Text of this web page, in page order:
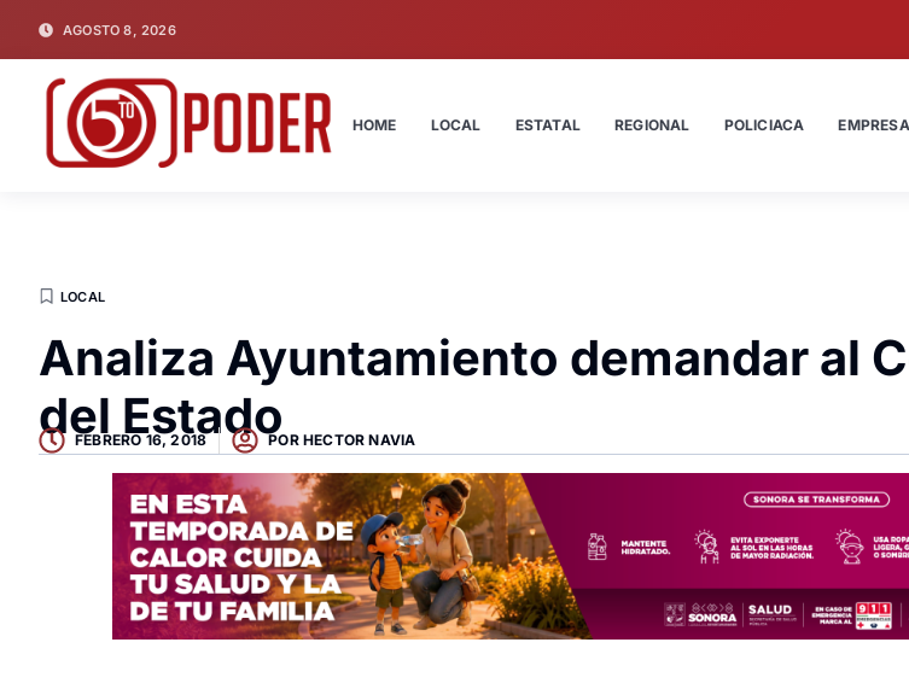
AGOSTO 8, 2026
HOME LOCAL ESTATAL REGIONAL POLICIACA
LOCAL
Analiza Ayuntamiento demandar al
del Estado
FEBRERO 16, 2018 PORHECTOR NAVIA